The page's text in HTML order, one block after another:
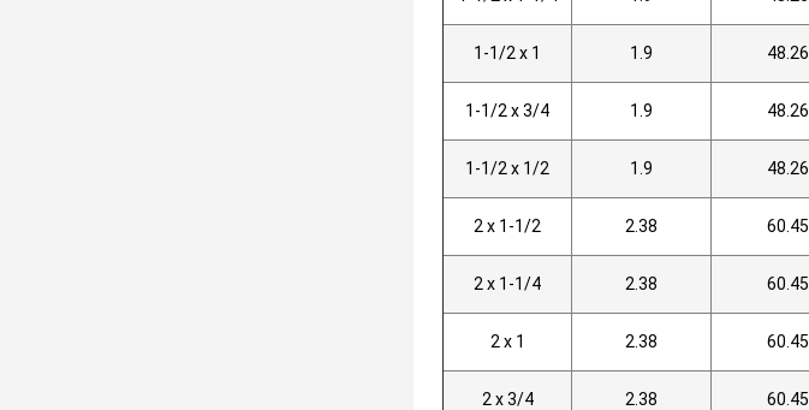
1-1/2 x 1 1.9 48.26
1-1/2 x 3/4 1.9 48.26
1-1/2 x 1/2 1.9 48.26
2 x 1-1/2 2.38 60.45
2 x 1-1/4 2.38 60.45
2 x 1 2.38 60.45
2 x 3/4 2.38 60.45